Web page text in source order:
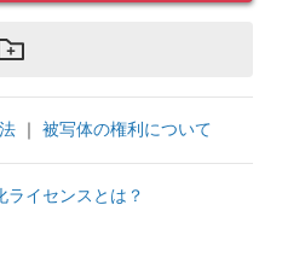
｜ 被写体の権利について
ライセンスとは？